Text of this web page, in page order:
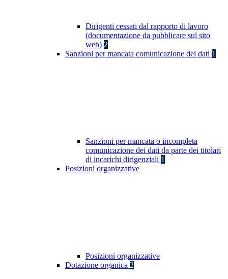
Dirigenti cessati dal rapporto di lavoro
(documentazione da pubblicare sul sito
web) 2
Sanzioni per mancata comunicazione dei dati 1
Sanzioni per mancata o incompleta
comunicazione dei dati da parte dei titolari
di incarichi dirigenziali 1
Posizioni organizzative
Posizioni organizzative
Dotazione organica 2